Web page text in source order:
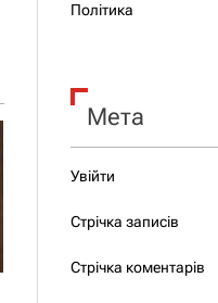
Політика
Мета
Увійти
Стрічка записів
Стрічка коментарів